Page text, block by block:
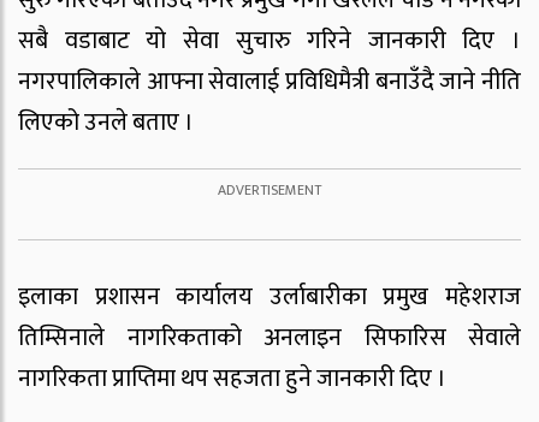
सबै वडाबाट यो सेवा सुचारु गरिने जानकारी दिए ।
नगरपालिकाले आफ्ना सेवालाई प्रविधिमैत्री बनाउँदै जाने नीति
लिएको उनले बताए ।
इलाका प्रशासन कार्यालय उर्लाबारीका प्रमुख महेशराज
तिम्सिनाले नागरिकताको अनलाइन सिफारिस सेवाले
नागरिकता प्राप्तिमा थप सहजता हुने जानकारी दिए ।